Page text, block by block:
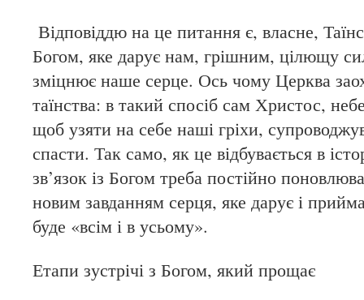
Відповіддю на це питання є, власне,
Богом, яке дарує нам, грішним, цілющу
зміцнює наше серце. Ось чому Церква
таїнства: в такий спосіб сам Христос,
щоб узяти на себе наші гріхи,
спасти. Так само, як це відбувається в
зв’язок із Богом треба постійно
новим завданням серця, яке дарує і
буде «всім і в усьому».
Етапи зустрічі з Богом, який прощає